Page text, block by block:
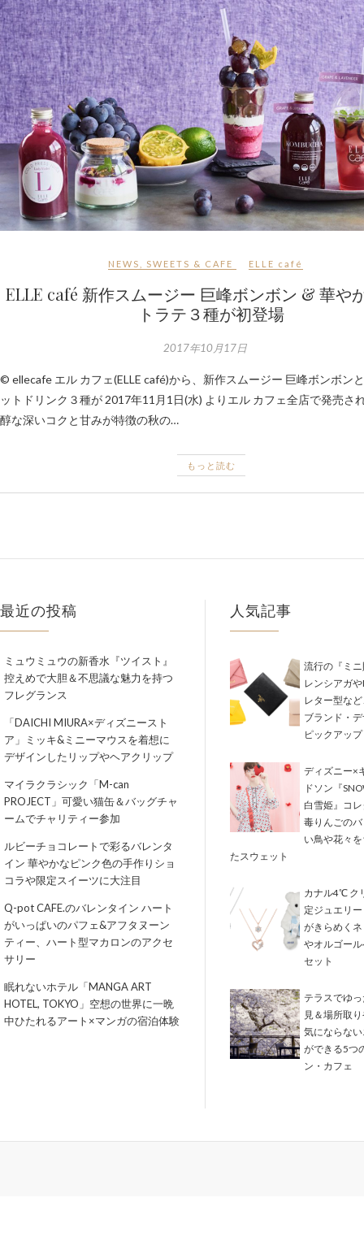
NEWS SWEETS & CAFE ELLE café
ELLE café 新作スムージー 巨峰ボンボン & 華や
トラテ３種が初登場
2017年10月17日
© ellecafe エル カフェ(ELLE café)から、新作スムージー 巨峰ボンボン
ットドリンク３種が 2017年11月1日(水) よりエル カフェ全店で発売さ
醇な深いコクと甘みが特徴の秋の…
もっと読む
最近の投稿
ミュウミュウの新香水『ツイスト』
控えめで大胆＆不思議な魅力を持つ
フレグランス
「DAICHI MIURA×ディズニースト
ア」ミッキ&ミニーマウスを着想に
デザインしたリップやヘアクリップ
マイラクラシック「M-can
PROJECT」可愛い猫缶＆バッグチャ
ームでチャリティー参加
ルビーチョコレートで彩るバレンタ
イン 華やかなピンク色の手作りショ
コラや限定スイーツに大注目
Q-pot CAFE.のバレンタイン ハート
がいっぱいのパフェ&アフタヌーン
ティー、ハート型マカロンのアクセ
サリー
眠れないホテル「MANGA ART
HOTEL, TOKYO」空想の世界に一晩
中ひたれるアート×マンガの宿泊体験
人気記事
流行の『ミ
レンシアガ
レター型な
ブランド・
ピックアップ
ディズニー×
ドソン『
白雪姫』コ
毒りんごの
い鳥や花々
たスウェット
カナル4℃ ク
定ジュエリ
がきらめく
やオルゴー
セット
テラスでゆ
見＆場所取
気にならな
ができる5つ
ン・カフェ